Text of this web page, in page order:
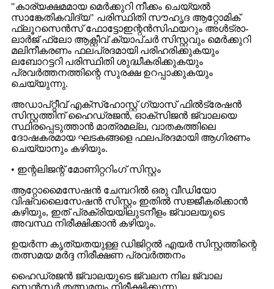
"കാര്യക്ഷമമായ മെർക്കുറി നീക്കം ചെയ്യൽ
സാങ്കേതികവിദ്യ" പരിസ്ഥിതി സൗഹൃദ ആറ്റോമിക്
ഫ്ലൂറസെൻസ് ഫോട്ടോഇന്റൻസിഫയറും അൾട്രാ-
ലാർജ് ഫ്ലോ ആക്റ്റീവ് ക്യാപ്‌ചർ സിസ്റ്റവും മെർക്കുറി
മലിനീകരണം ഫലപ്രദമായി പരിഹരിക്കുകയും
ലബോറട്ടറി പരിസ്ഥിതി ശുദ്ധീകരിക്കുകയും
പ്രവർത്തനത്തിന്റെ സുരക്ഷ ഉറപ്പാക്കുകയും
ചെയ്യുന്നു.
അഡാപ്റ്റീവ് എക്‌സ്‌ഹോസ്റ്റ് ഗ്യാസ് ഫിൽട്രേഷൻ
സിസ്റ്റത്തിന് ഹൈഡ്രജൻ, ഓക്സിജൻ ജ്വാലയെ
സ്ഥിരപ്പെടുത്താൻ മാത്രമല്ല, വാതകത്തിലെ
ദോഷകരമായ ഘടകങ്ങളെ ഫലപ്രദമായി ആഗിരണം
ചെയ്യാനും കഴിയും.
• ഇന്റലിജന്റ് മോണിറ്ററിംഗ് സിസ്റ്റം
ആറ്റോമൈസേഷൻ ചേമ്പറിൽ ഒരു വീഡിയോ
വിഷ്വലൈസേഷൻ സിസ്റ്റം ഇതിൽ സജ്ജീകരിക്കാൻ
കഴിയും, ഇത് പ്രക്രിയയിലുടനീളം ജ്വാലയുടെ
അവസ്ഥ നിരീക്ഷിക്കാൻ കഴിയും.
ഉയർന്ന കൃത്യതയുള്ള ഡിജിറ്റൽ എയർ സിസ്റ്റത്തിന്റെ
തത്സമയ മർദ്ദ നിരീക്ഷണ പ്രവർത്തനം
ഹൈഡ്രജൻ ജ്വാലയുടെ ജ്വലന നില ജ്വാല
സെൻസർ തത്സമയം നിരീക്ഷിക്കുന്നു.